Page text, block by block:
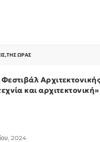
,ΤΗΣ ΏΡΑΣ
και αρχιτεκτονική»
2024